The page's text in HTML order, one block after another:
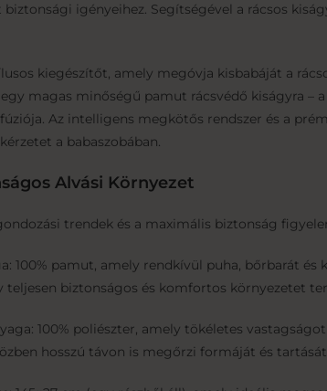
igényeihez. Segítségével a rácsos
kiegészítőt, amely megóvja kisbabáját a
magas minőségű pamut rácsvédő kiságyra –
Az intelligens megkötős rendszer és a
a babaszobában.
Alvási Környezet
trendek és a maximális biztonság
100% pamut, amely rendkívül puha, bőrbarát
biztonságos és komfortos környezetet
100% poliészter, amely tökéletes
hosszú távon is megőrzi formáját és